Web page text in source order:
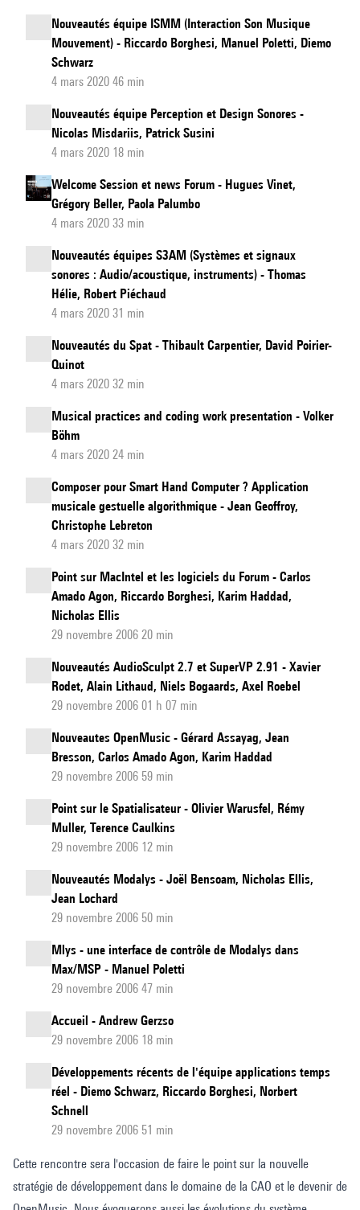
Nouveautés équipe ISMM (Interaction Son Musique
Mouvement) - Riccardo Borghesi, Manuel Poletti, Diemo
Schwarz
4 mars 2020 46 min
Nouveautés équipe Perception et Design Sonores -
Nicolas Misdariis, Patrick Susini
4 mars 2020 18 min
Welcome Session et news Forum - Hugues Vinet,
Grégory Beller, Paola Palumbo
4 mars 2020 33 min
Nouveautés équipes S3AM (Systèmes et signaux
sonores : Audio/acoustique, instruments) - Thomas
Hélie, Robert Piéchaud
4 mars 2020 31 min
Nouveautés du Spat - Thibault Carpentier, David Poirier-
Quinot
4 mars 2020 32 min
Musical practices and coding work presentation - Volker
Böhm
4 mars 2020 24 min
Composer pour Smart Hand Computer ? Application
musicale gestuelle algorithmique - Jean Geoffroy,
Christophe Lebreton
4 mars 2020 32 min
Point sur MacIntel et les logiciels du Forum - Carlos
Amado Agon, Riccardo Borghesi, Karim Haddad,
Nicholas Ellis
29 novembre 2006 20 min
Nouveautés AudioSculpt 2.7 et SuperVP 2.91 - Xavier
Rodet, Alain Lithaud, Niels Bogaards, Axel Roebel
29 novembre 2006 01 h 07 min
Nouveautes OpenMusic - Gérard Assayag, Jean
Bresson, Carlos Amado Agon, Karim Haddad
29 novembre 2006 59 min
Point sur le Spatialisateur - Olivier Warusfel, Rémy
Muller, Terence Caulkins
29 novembre 2006 12 min
Nouveautés Modalys - Joël Bensoam, Nicholas Ellis,
Jean Lochard
29 novembre 2006 50 min
Mlys - une interface de contrôle de Modalys dans
Max/MSP - Manuel Poletti
29 novembre 2006 47 min
Accueil - Andrew Gerzso
29 novembre 2006 18 min
Développements récents de l'équipe applications temps
réel - Diemo Schwarz, Riccardo Borghesi, Norbert
Schnell
29 novembre 2006 51 min
Cette rencontre sera l'occasion de faire le point sur la nouvelle
stratégie de développement dans le domaine de la CAO et le devenir de